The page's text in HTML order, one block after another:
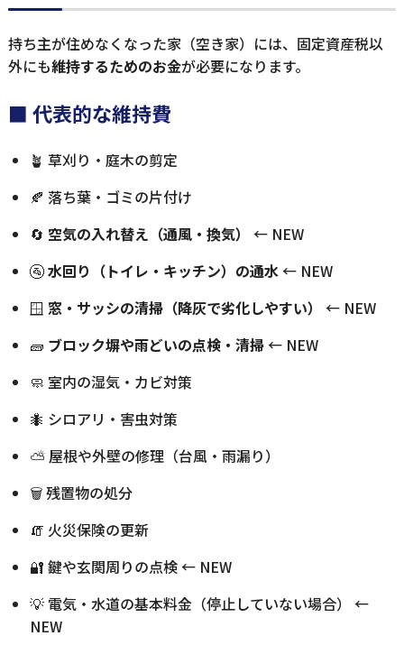
持ち主が住めなくなった家（空き家）には、固定資産税以
外にも維持するためのお金が必要になります。
■ 代表的な維持費
🪴 草刈り・庭木の剪定
🍂 落ち葉・ゴミの片付け
🔄 空気の入れ替え（通風・換気）
← NEW
🚰水回り（トイレ・キッチン）の通水← NEW
🪟 窓・サッシの清掃（降灰で劣化しやすい）
← NEW
🧱 ブロック塀や雨どいの点検・清掃← NEW
🧼 室内の湿気・カビ対策
🐜 シロアリ・害虫対策
⛅ 屋根や外壁の修理（台風・雨漏り）
🗑️ 残置物の処分
🧯 火災保険の更新
🔐 鍵や玄関周りの点検 ← NEW
💡 電気・水道の基本料金（停止していない場合） ←
NEW